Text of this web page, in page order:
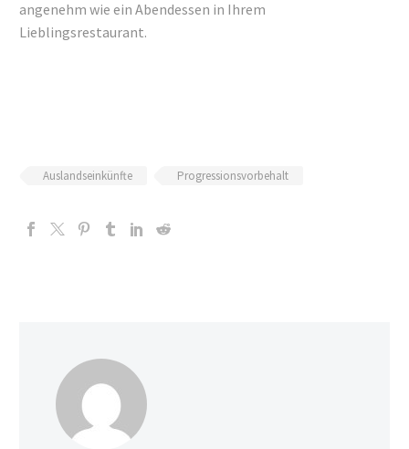
angenehm wie ein Abendessen in Ihrem
Lieblingsrestaurant.
Auslandseinkünfte Progressionsvorbehalt